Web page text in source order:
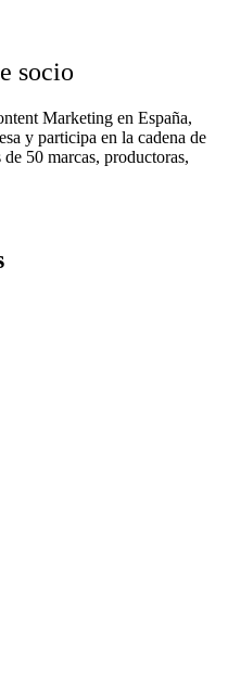
socio
Marketing en España,
y participa en la cadena de
50 marcas, productoras,